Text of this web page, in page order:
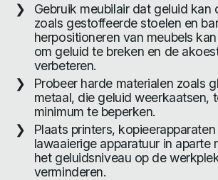
Gebruik meubilair dat geluid kan
zoals gestoffeerde stoelen en
herpositioneren van meubels
om geluid te breken en de
verbeteren.
Probeer harde materialen zoals
metaal, die geluid weerkaatsen,
minimum te beperken.
Plaats printers,
lawaaierige apparatuur in aparte
het geluidsniveau op de
verminderen.